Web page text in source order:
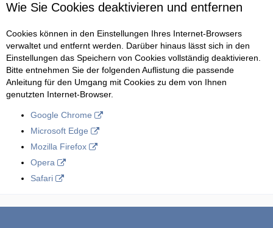
Wie Sie Cookies deaktivieren und entfernen
Cookies können in den Einstellungen Ihres Internet-Browsers
verwaltet und entfernt werden. Darüber hinaus lässt sich in den
Einstellungen das Speichern von Cookies vollständig deaktivieren.
Bitte entnehmen Sie der folgenden Auflistung die passende
Anleitung für den Umgang mit Cookies zu dem von Ihnen
genutzten Internet-Browser.
Google Chrome
Microsoft Edge
Mozilla Firefox
Opera
Safari